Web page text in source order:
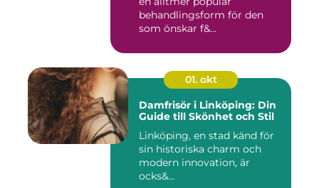
behandlingsform för den
som önskar f&...
01. okt
Damfrisör i Linköping: Din
Guide till Skönhet och Stil
Linköping, en stad känd för
sin historiska charm och
modern innovation, är
ocks&...